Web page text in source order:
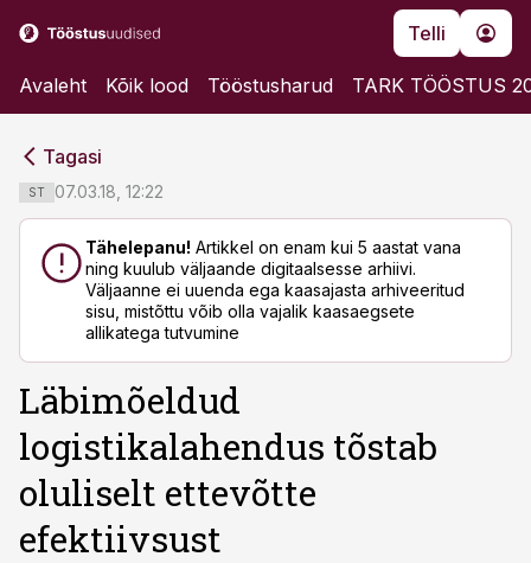
Telli
Avaleht Kõik lood Tööstusharud TARK TÖÖSTUS
Tagasi
ST 07.03.18, 12:22
Tähelepanu! Artikkel on enam kui 5 aastat vana
ning kuulub väljaande digitaalsesse arhiivi.
Väljaanne ei uuenda ega kaasajasta arhiveeritud
sisu, mistõttu võib olla vajalik kaasaegsete
allikatega tutvumine
Läbimõeldud
logistikalahendus tõstab
oluliselt ettevõtte
efektiivsust